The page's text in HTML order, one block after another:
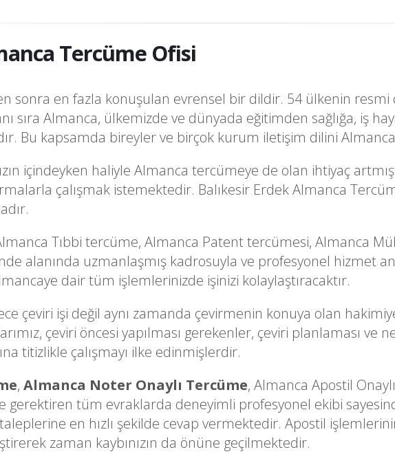
Tercüme Ofisi
sonra en fazla konuşulan evrensel bir dildir. 54 ülkenin
sıra Almanca, ülkemizde ve dünyada eğitimden sağlığa, iş
Bu kapsamda bireyler ve birçok kurum iletişim dilini
içindeyken haliyle Almanca tercümeye de olan ihtiyaç
çalışmak istemektedir. Balıkesir Erdek Almanca
Tıbbi tercüme, Almanca Patent tercümesi, Almanca
alanında uzmanlaşmış kadrosuyla ve profesyonel hizmet
dair tüm işlemlerinizde işinizi kolaylaştıracaktır.
çeviri işi değil aynı zamanda çevirmenin konuya olan
çeviri öncesi yapılması gerekenler, çeviri planlaması ve
titizlikle çalışmayı ilke edinmişlerdir.
, Almanca Noter Onaylı Tercüme, Almanca Apostil
gerektiren tüm evraklarda deneyimli profesyonel ekibi
en hızlı şekilde cevap vermektedir. Apostil
zaman kaybınızın da önüne geçilmektedir.